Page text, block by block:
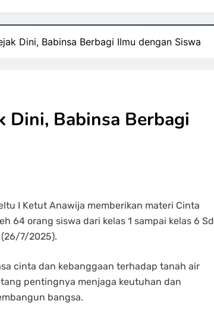
Dini, Babinsa Berbagi Ilmu dengan Siswa
Dini, Babinsa Berbagi
I Ketut Anawija memberikan materi Cinta
64 orang siswa dari kelas 1 sampai kelas 6 Sd
7/2025).
cinta dan kebanggaan terhadap tanah air
pentingnya menjaga keutuhan dan
bangsa.